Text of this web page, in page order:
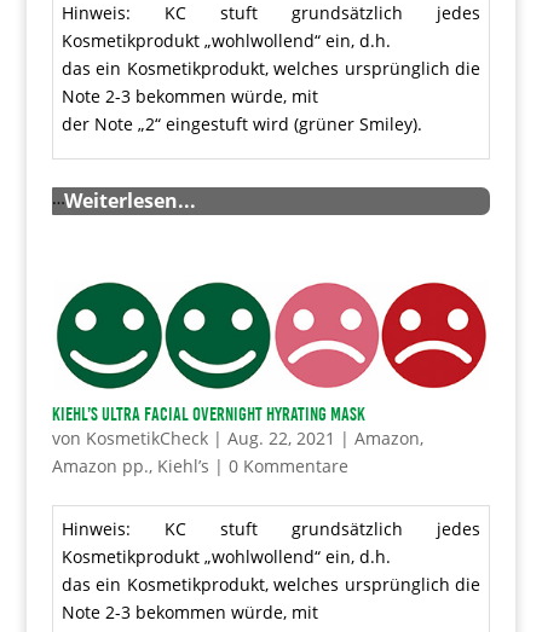
Hinweis: KC stuft grundsätzlich jedes
Kosmetikprodukt „wohlwollend“ ein, d.h.
das ein Kosmetikprodukt, welches ursprünglich die
Note 2-3 bekommen würde, mit
der Note „2“ eingestuft wird (grüner Smiley).
…Weiterlesen...
Kiehl’s Ultra Facial Overnight Hyrating Mask
von KosmetikCheck| Aug. 22, 2021 | Amazon,
Amazon pp., Kiehl’s | 0 Kommentare
Hinweis: KC stuft grundsätzlich jedes
Kosmetikprodukt „wohlwollend“ ein, d.h.
das ein Kosmetikprodukt, welches ursprünglich die
Note 2-3 bekommen würde, mit